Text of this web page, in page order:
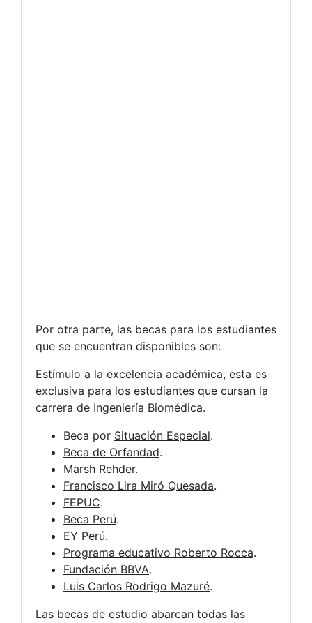
Por otra parte, las becas para los estudiantes
que se encuentran disponibles son:
Estímulo a la excelencia académica, esta es
exclusiva para los estudiantes que cursan la
carrera de Ingeniería Biomédica.
Beca por Situación Especial.
Beca de Orfandad.
Marsh Rehder.
Francisco Lira Miró Quesada.
FEPUC.
Beca Perú.
EY Perú.
Programa educativo Roberto Rocca.
Fundación BBVA.
Luis Carlos Rodrigo Mazuré.
Las becas de estudio abarcan todas las